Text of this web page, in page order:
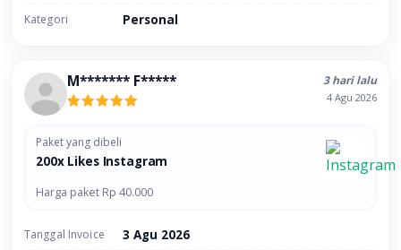
Kategori Personal
M******* F***** 3 hari lalu
4 Agu 2026
Paket yang dibeli
200x Likes Instagram
Harga paket Rp 40.000
Tanggal Invoice 3 Agu 2026